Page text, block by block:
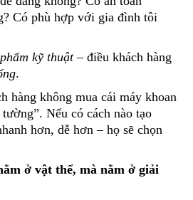
Có phù hợp với gia đình tôi
kỹ thuật– điều khách hàng
.
hàng không mua cái máy khoan
Nếu có cách nào tạo
hơn, dễ hơn – họ sẽ chọn
ở vật thể, mà nằm ở giải